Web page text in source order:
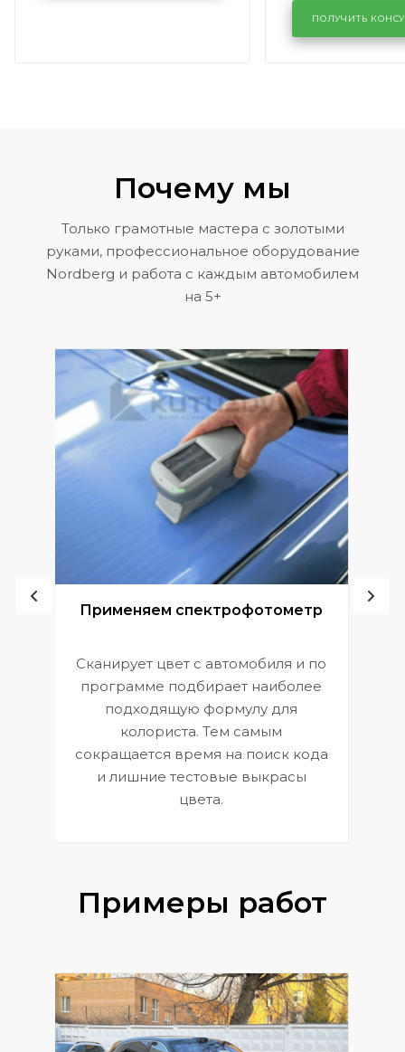
районе
Volkswagen
ПОЛУЧИТЬ
Почему мы
Только грамотные мастера с золотыми
руками, профессиональное оборудование
Nordberg и работа с каждым автомобилем
на 5+
Применяем спектрофотометр
Сканирует цвет с автомобиля и по
программе подбирает наиболее
подходящую формулу для
колориста. Тем самым
сокращается время на поиск кода
и лишние тестовые выкрасы
цвета.
Примеры работ